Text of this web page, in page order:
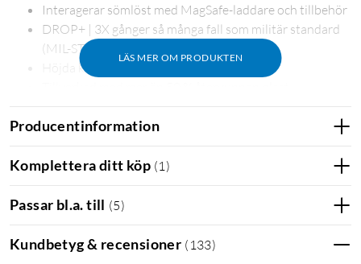
LÄS MER OM PRODUKTEN
Interagerar sömlöst med MagSafe-laddare och tillbehör
DROP+ | 3X gånger så många fall som militär standard
(MIL-STD-810G 516.6)
Höjda kanter skyddar kamera och skärm
5G kompatibla material
Hållbara antimikrobiella egenskaper som skyddar
fodralet*
*Hjälper till att skydda fodralet mot många vanliga
bakterier. Det skyddar inte dig eller skärmen. Aktiv
ingrediens: silverfosfatglas.
Producentinformation
Komplettera ditt köp (1)
Passar bl.a. till (5)
Kundbetyg & recensioner ( 133)